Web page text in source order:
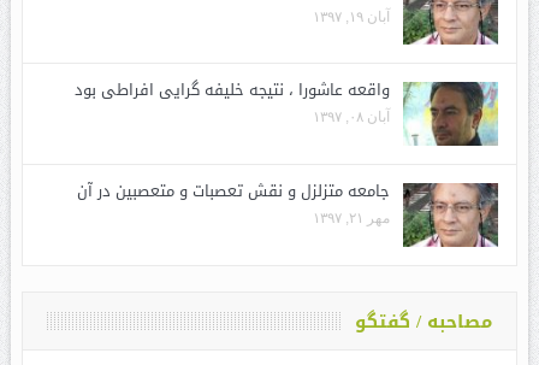
آبان ۱۹, ۱۳۹۷
واقعه عاشورا ، نتیجه خلیفه گرایی افراطی بود
آبان ۰۸, ۱۳۹۷
جامعه متزلزل و نقش تعصبات و متعصبین در آن
مهر ۲۱, ۱۳۹۷
مصاحبه / گفتگو